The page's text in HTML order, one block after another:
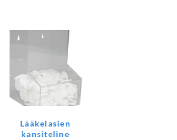
Lääkelasien
kansiteline